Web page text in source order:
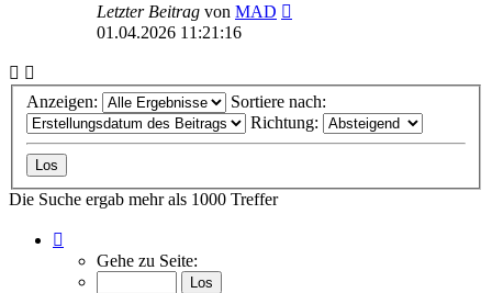
Letzter Beitrag von MAD
01.04.2026 11:21:16
Anzeigen:
Sortiere nach:
Richtung:
Die Suche ergab mehr als 1000 Treffer
von
Gehe zu Seite: